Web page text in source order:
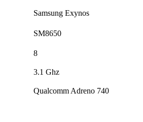
Samsung Exynos
SM8650
8
3.1 Ghz
Qualcomm Adreno 740